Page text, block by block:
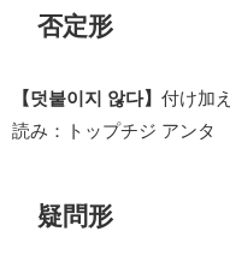
否定形
【덧붙이지 않다】 付け加
読み：トップチジ アンタ
疑問形